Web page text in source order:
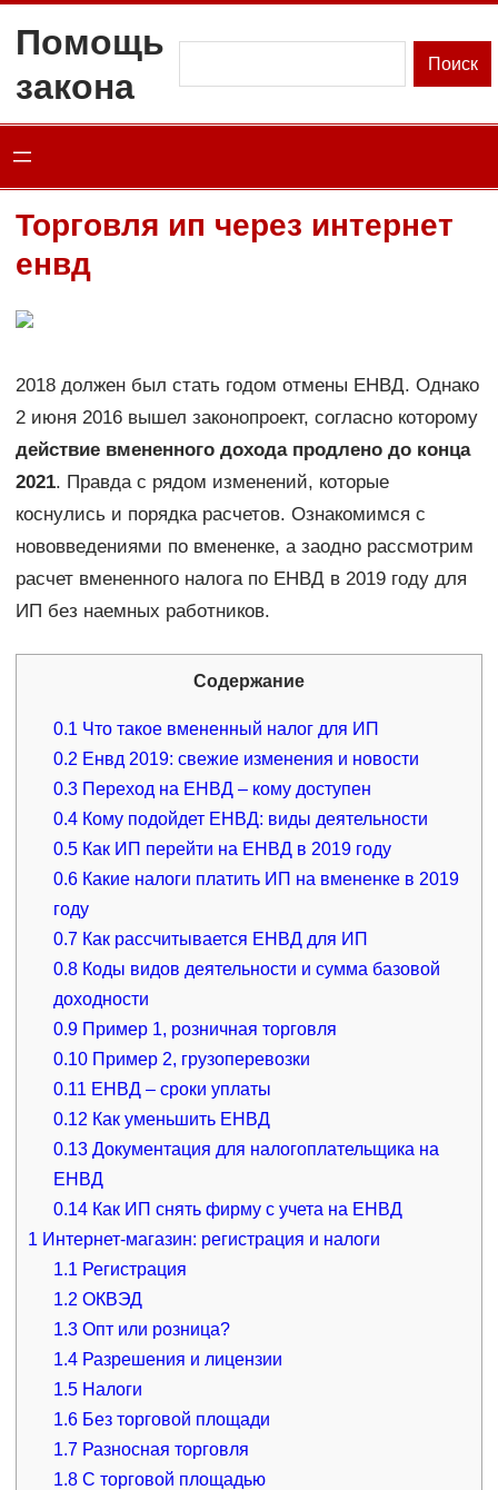
содержимому
Помощь
закона
Поиск
Торговля ип через интернет
енвд
2018 должен был стать годом отмены ЕНВД. Однако
2 июня 2016 вышел законопроект, согласно которому
действие вмененного дохода продлено до конца
2021. Правда с рядом изменений, которые
коснулись и порядка расчетов. Ознакомимся с
нововведениями по вмененке, а заодно рассмотрим
расчет вмененного налога по ЕНВД в 2019 году для
ИП без наемных работников.
Содержание
0.1 Что такое вмененный налог для ИП
0.2 Енвд 2019: свежие изменения и новости
0.3 Переход на ЕНВД – кому доступен
0.4 Кому подойдет ЕНВД: виды деятельности
0.5 Как ИП перейти на ЕНВД в 2019 году
0.6 Какие налоги платить ИП на вмененке в 2019
году
0.7 Как рассчитывается ЕНВД для ИП
0.8 Коды видов деятельности и сумма базовой
доходности
0.9 Пример 1, розничная торговля
0.10 Пример 2, грузоперевозки
0.11 ЕНВД – сроки уплаты
0.12 Как уменьшить ЕНВД
0.13 Документация для налогоплательщика на
ЕНВД
0.14 Как ИП снять фирму с учета на ЕНВД
1 Интернет-магазин: регистрация и налоги
1.1 Регистрация
1.2 ОКВЭД
1.3 Опт или розница?
1.4 Разрешения и лицензии
1.5 Налоги
1.6 Без торговой площади
1.7 Разносная торговля
1.8 С торговой площадью